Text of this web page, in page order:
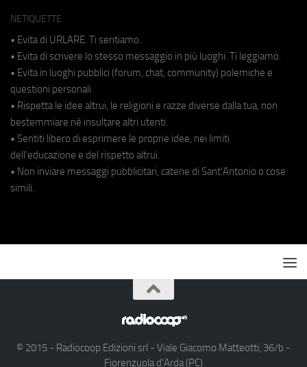
NETIQUETTE
• Evita di URLARE. Ti sentiamo.
• Evita di scrivere lo stesso messaggio in più luoghi. Ti leggiamo.
• Evita in luoghi pubblici (forum, chat, community) polemiche e
questioni personali.
• Rispetta le idee altrui, le religioni e razze diverse dalla tua, non
bestemmiare né insultare altri utenti.
• Sentiti libero di esprimere le proprie idee, nei limiti
dell'educazione e del rispetto altrui.
• Non inviare messaggi pubblicitari, catene di Sant'Antonio o cose
simili.
© 2015 - Radiocoop Edizioni srl - Viale Giacomo Matteotti, 36/b -
Fiorenzuola d'Arda (PC)